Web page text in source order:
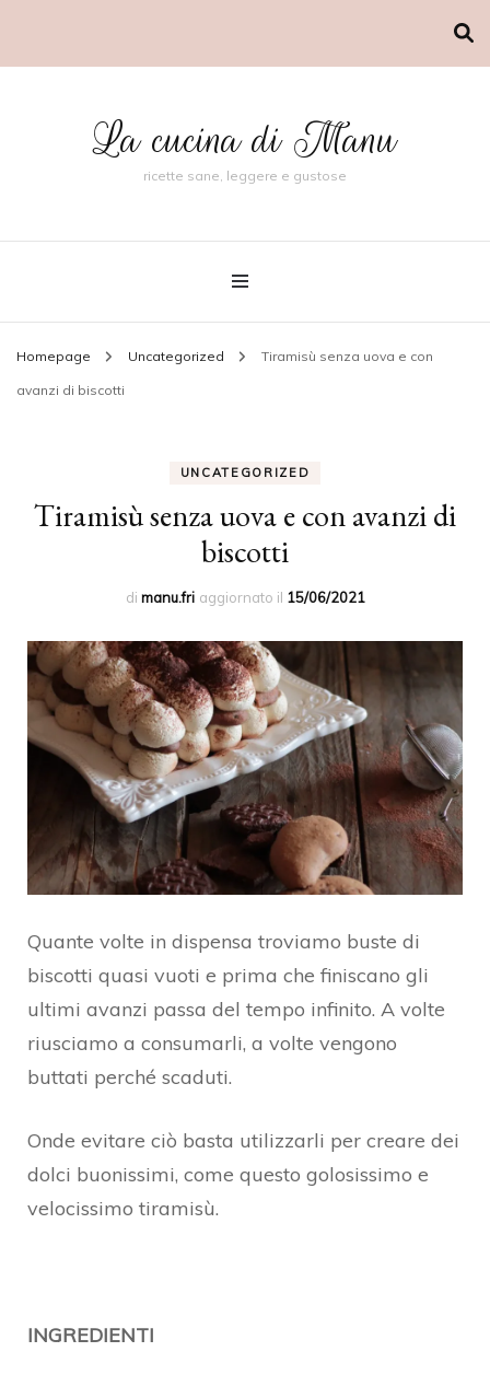
La cucina di Manu
ricette sane, leggere e gustose
Homepage Uncategorized Tiramisù senza uova e con
avanzi di biscotti
UNCATEGORIZED
Tiramisù senza uova e con avanzi di
biscotti
di manu.fri aggiornato il 15/06/2021
Quante volte in dispensa troviamo buste di
biscotti quasi vuoti e prima che finiscano gli
ultimi avanzi passa del tempo infinito. A volte
riusciamo a consumarli, a volte vengono
buttati perché scaduti.
Onde evitare ciò basta utilizzarli per creare dei
dolci buonissimi, come questo golosissimo e
velocissimo tiramisù.
INGREDIENTI